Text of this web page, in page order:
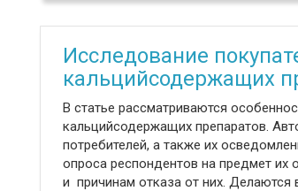
Исследование
кальцийсодержащих
В статье рассматриваются
кальцийсодержащих препаратов.
потребителей, а также их
опроса респондентов на предмет
и причинам отказа от них.